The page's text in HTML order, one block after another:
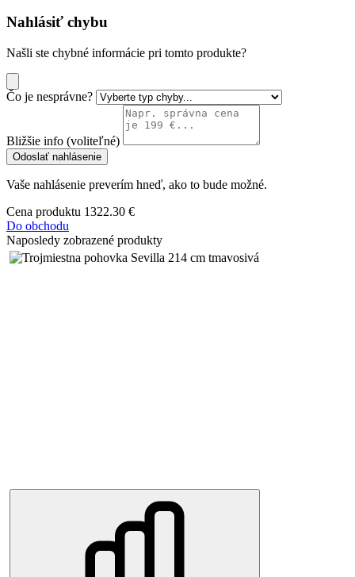
Nahlásiť chybu
Našli ste chybné informácie pri tomto produkte?
Čo je nesprávne?
Bližšie info (voliteľné)
Odoslať nahlásenie
Vaše nahlásenie preverím hneď, ako to bude možné.
Cena produktu 1322.30 €
Do obchodu
Naposledy zobrazené produkty